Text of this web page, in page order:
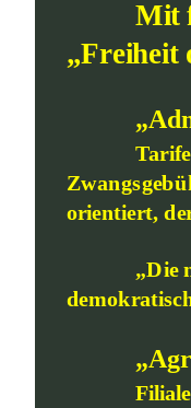
Mit
„Freiheit
orientiert,
„Die